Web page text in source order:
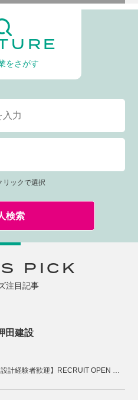
をさがす
リックで選択
検索
PICK
注目記事
田建設
【中途向け・設計経験者歓迎】RECRUIT OPEN HOUSE開催！KNOTの家づくりを体感しませんか。